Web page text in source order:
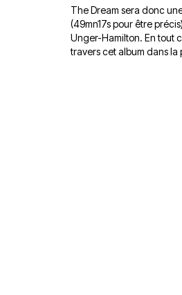
The Dream sera donc
(49mn17s pour être
Unger-Hamilton. En tout
travers cet album dans